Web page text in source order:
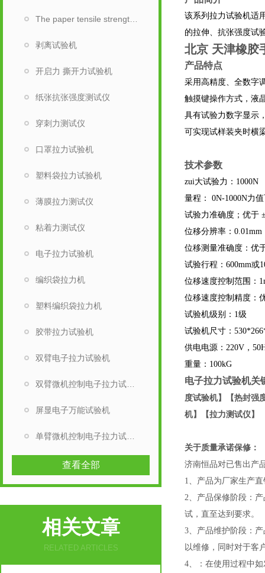
该系列拉力试验机适
的拉伸、抗张强度试
北京 天津橡胶
产品特点
采用高精度、全数字
触摸键操作方式，液
具有试验力数字显示
可实现试样装夹时横
技术参数
zui大试验力：1000N
量程： 0N-1000N力
试验力准确度；优于
位移分辨率：0.01mm
位移测量准确度：优
试验行程：600mm或
位移速度控制范围：
位移速度控制精度：
试验机级别：1级
试验机尺寸：
供电电源：220V，
重量：100kG
电子拉力试验机关
度试验机】【热封强
机】【拉力测试仪】
关于质量承诺保修：
济南恒品对已售出产
1、产品为厂家生产
2、产品保修阶段：
试，直至达到要求。
3、产品维护阶段：
以维修，同时对于客
4、： 在使用过程中
剥离试验机
开启力 撕开力试验机
纸张抗张强度测试仪
穿刺力测试仪
口罩拉力试验机
塑料袋拉力试验机
薄膜拉力测试仪
粘着力测试仪
电子拉力试验机
编织袋拉力机
塑料编织袋拉力机
胶带拉力试验机
双臂电子拉力试验机
屏显电子万能试验机
查看全部
相关文章
RELATED ARTICLES